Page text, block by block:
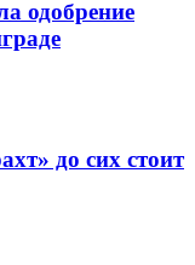
одобрение
до сих стоит